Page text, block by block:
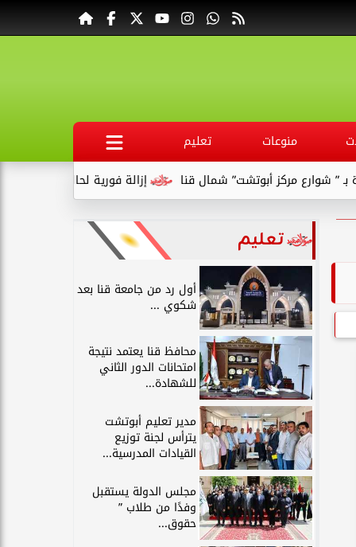
منوعات
تعليم
إزالة فورية لحالتى بناء مخالف بقرية
مركز أبوتشت” شمال قنا
تعليم
أول رد من جامعة قنا بعد
شكوي ...
محافظ قنا يعتمد نتيجة
امتحانات الدور الثاني
للشهادة...
مدير تعليم أبوتشت
يترأس لجنة توزيع
القيادات المدرسية...
مجلس الدولة يستقبل
وفدًا من طلاب ”
حقوق...